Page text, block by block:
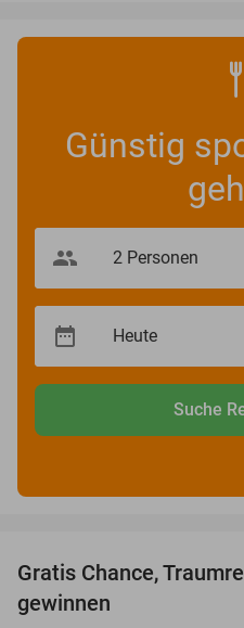
Günstig
Suche
Gratis Chance,
gewinnen